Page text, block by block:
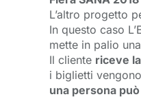
L’altro progetto
In questo caso
mette in palio
Il cliente riceve
i biglietti
una persona